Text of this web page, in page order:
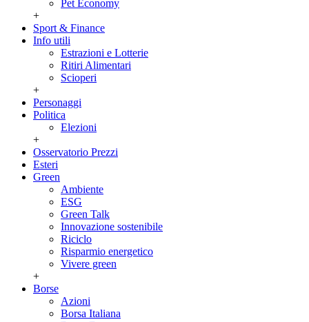
Pet Economy
+
Sport & Finance
Info utili
Estrazioni e Lotterie
Ritiri Alimentari
Scioperi
+
Personaggi
Politica
Elezioni
+
Osservatorio Prezzi
Esteri
Green
Ambiente
ESG
Green Talk
Innovazione sostenibile
Riciclo
Risparmio energetico
Vivere green
+
Borse
Azioni
Borsa Italiana